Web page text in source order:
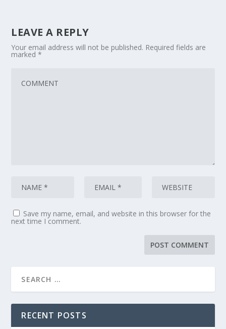
LEAVE A REPLY
Your email address will not be published. Required fields are
marked*
Save my name, email, and website in this browser for the
next time I comment.
RECENT POSTS